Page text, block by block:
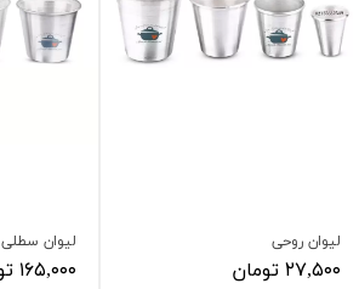
لیوان روحی
۲۷,۵۰۰ تومان
لیوان سطلی
۱۶۵,۰۰۰ تومان